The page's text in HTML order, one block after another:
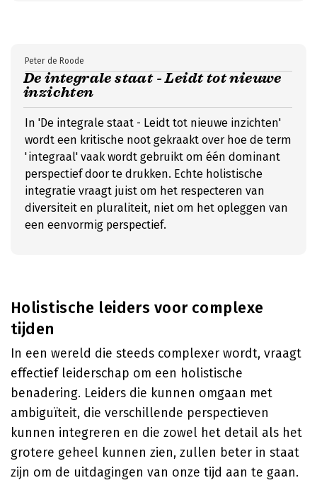
De integrale staat - Leidt tot nieuwe
inzichten
Peter de Roode
In 'De integrale staat - Leidt tot nieuwe inzichten'
wordt een kritische noot gekraakt over hoe de term
'integraal' vaak wordt gebruikt om één dominant
perspectief door te drukken. Echte holistische
integratie vraagt juist om het respecteren van
diversiteit en pluraliteit, niet om het opleggen van
een eenvormig perspectief.
Holistische leiders voor complexe
tijden
In een wereld die steeds complexer wordt, vraagt
effectief leiderschap om een holistische
benadering. Leiders die kunnen omgaan met
ambiguïteit, die verschillende perspectieven
kunnen integreren en die zowel het detail als het
grotere geheel kunnen zien, zullen beter in staat
zijn om de uitdagingen van onze tijd aan te gaan.